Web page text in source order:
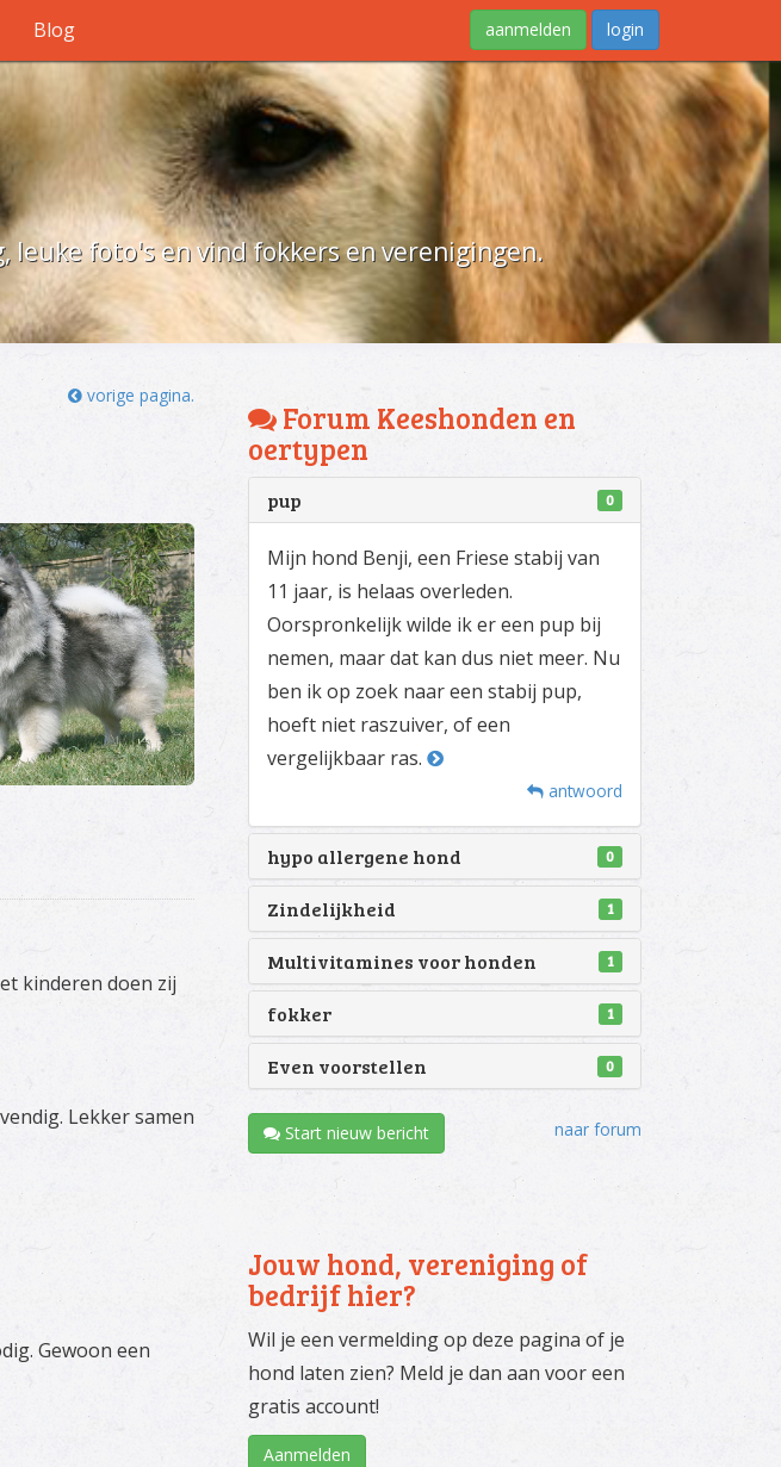
foto's en vind fokkers en verenigingen.
vorige pagina.
kinderen doen zij
Lekker samen
Gewoon een
Forum Keeshonden en
oertypen
pup 0
Mijn hond Benji, een Friese stabij van
11 jaar, is helaas overleden.
Oorspronkelijk wilde ik er een pup bij
nemen, maar dat kan dus niet meer. Nu
ben ik op zoek naar een stabij pup,
hoeft niet raszuiver, of een
vergelijkbaar ras.
antwoord
hypo allergene hond 0
Zindelijkheid 1
Multivitamines voor honden 1
fokker 1
Even voorstellen 0
Start nieuw bericht naar forum
Jouw hond, vereniging of
bedrijf hier?
Wil je een vermelding op deze pagina of je
hond laten zien? Meld je dan aan voor een
gratis account!
Aanmelden
Blog aanmelden login